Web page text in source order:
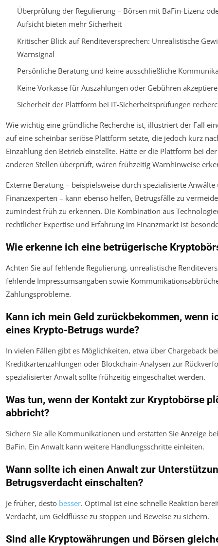
Überprüfung der Regulierung – Börsen mit BaFin-Lizenz
Aufsicht bieten mehr Sicherheit
Kritischer Blick auf Renditeversprechen: Unrealistische
Warnsignal
Persönliche Beratung und keine ausschließliche
Keine Vorkasse für Auszahlungen oder Gebühren
Sicherheit der Plattform bei IT-Sicherheitsprüfungen
Wie wichtig eine gründliche Recherche ist, illustriert der Fall
auf eine scheinbar seriöse Plattform setzte, die jedoch kurz
Einzahlung den Betrieb einstellte. Hätte er die Plattform bei
anderen Stellen überprüft, wären frühzeitig Warnhinweise
Externe Beratung – beispielsweise durch spezialisierte Anwälte
Finanzexperten – kann ebenso helfen, Betrugsfälle zu
zumindest früh zu erkennen. Die Kombination aus
rechtlicher Expertise und Erfahrung im Finanzmarkt ist
Wie erkenne ich eine betrügerische
Achten Sie auf fehlende Regulierung, unrealistische
fehlende Impressumsangaben sowie
Zahlungsprobleme.
Kann ich mein Geld zurückbekommen, wenn
eines Krypto-Betrugs wurde?
In vielen Fällen gibt es Möglichkeiten, etwa über Chargeback
Kreditkartenzahlungen oder Blockchain-Analysen zur
spezialisierter Anwalt sollte frühzeitig eingeschaltet werden.
Was tun, wenn der Kontakt zur Kryptobörse
abbricht?
Sichern Sie alle Kommunikationen und erstatten Sie Anzeige
BaFin. Ein Anwalt kann weitere Handlungsschritte einleiten.
Wann sollte ich einen Anwalt zur
Betrugsverdacht einschalten?
Je früher, desto besser. Optimal ist eine schnelle Reaktion
Verdacht, um Geldflüsse zu stoppen und Beweise zu sichern.
Sind alle Kryptowährungen und Börsen